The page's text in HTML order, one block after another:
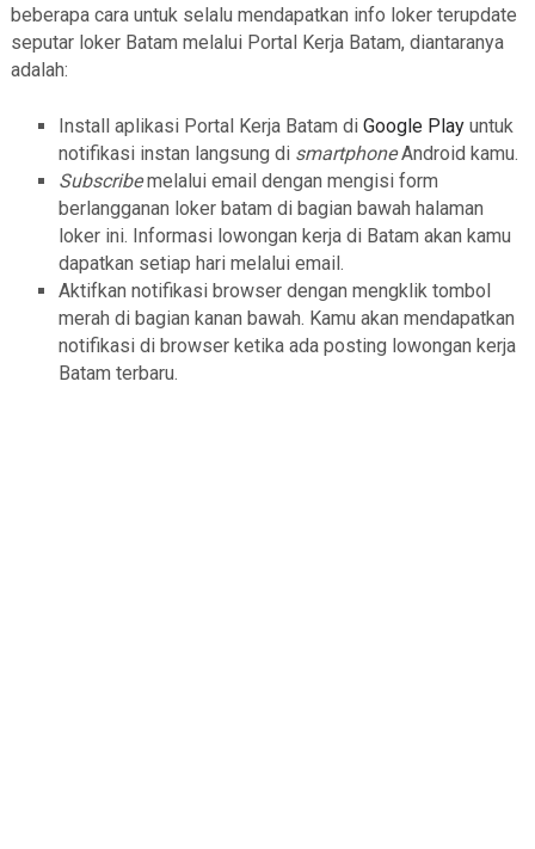
beberapa cara untuk selalu mendapatkan info loker terupdate
seputar loker Batam melalui Portal Kerja Batam, diantaranya
adalah:
Install aplikasi Portal Kerja Batam di Google Playuntuk
notifikasi instan langsung di smartphoneAndroid kamu.
Subscribemelalui email dengan mengisi form
berlangganan loker batam di bagian bawah halaman
loker ini. Informasi lowongan kerja di Batam akan kamu
dapatkan setiap hari melalui email.
Aktifkan notifikasi browser dengan mengklik tombol
merah di bagian kanan bawah. Kamu akan mendapatkan
notifikasi di browser ketika ada posting lowongan kerja
Batam terbaru.